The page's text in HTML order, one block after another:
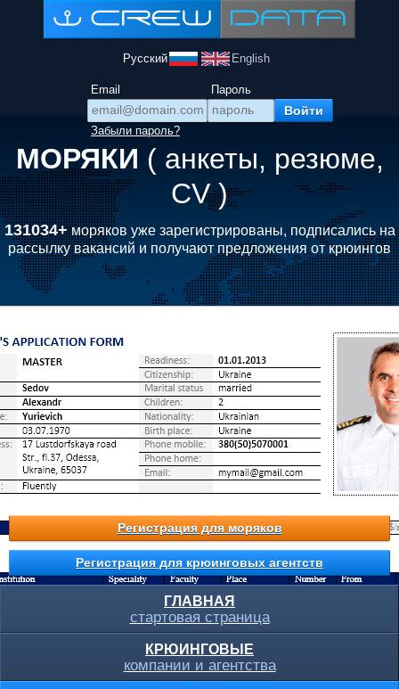
Русский English
Email Пароль
Забыли пароль?
МОРЯКИ ( анкеты, резюме,
CV )
131034+моряков уже зарегистрированы, подписались на
рассылку вакансий и получают предложения от крюингов
Регистрация для моряков
Регистрация для крюинговых агентств
ГЛАВНАЯ
стартовая страница
КРЮИНГОВЫЕ
компании и агентства